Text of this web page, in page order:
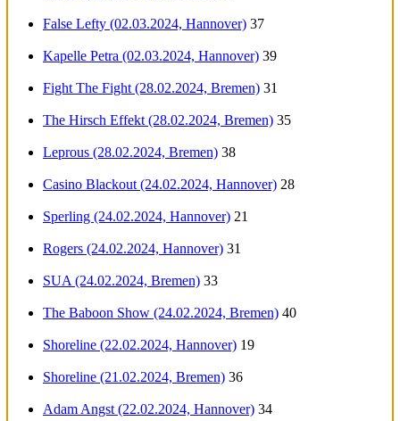
False Lefty (02.03.2024, Hannover) 37
Kapelle Petra (02.03.2024, Hannover) 39
Fight The Fight (28.02.2024, Bremen) 31
The Hirsch Effekt (28.02.2024, Bremen) 35
Leprous (28.02.2024, Bremen) 38
Casino Blackout (24.02.2024, Hannover) 28
Sperling (24.02.2024, Hannover) 21
Rogers (24.02.2024, Hannover) 31
SUA (24.02.2024, Bremen) 33
The Baboon Show (24.02.2024, Bremen) 40
Shoreline (22.02.2024, Hannover) 19
Shoreline (21.02.2024, Bremen) 36
Adam Angst (22.02.2024, Hannover) 34